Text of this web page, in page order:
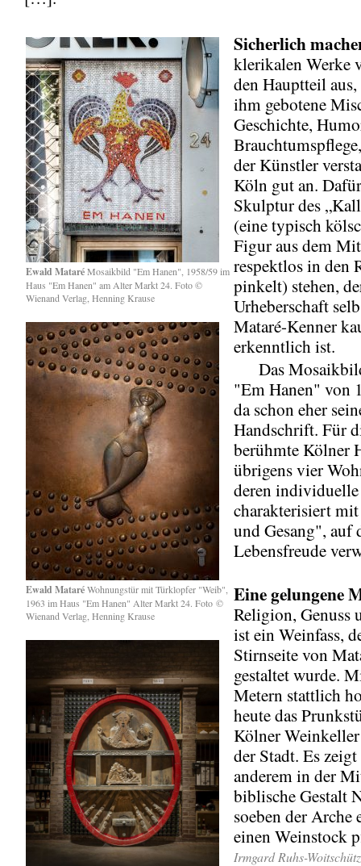
Ewald MataréMosaikbild "Em Hanen", 1958/59 im
Haus "Em Hanen" am Alter Markt 24. Foto ©
Wienand Verlag, Henning Krause
Ewald MataréWohnungstür mit Türklopfer "Weib",
1963 im Haus "Em Hanen" Alter Markt 24. Foto ©
Wienand Verlag, Henning Krause
Sicherlich
klerikalen Werke
den Hauptteil
ihm gebotene
Geschichte,
der Künstler
Köln gut an.
Skulptur des
(eine typisch
Figur aus dem
respektlos in den
pinkelt) stehen,
Urheberschaft
Mataré-Kenner
erkenntlich ist.
Das
"Em Hanen" von
da schon eher
Handschrift. Für
berühmte Kölner
übrigens vier
deren
charakterisiert
und Gesang", auf
Lebensfreude
Eine gelungene
Religion, Genuss
ist ein Weinfass,
Stirnseite von
gestaltet wurde.
Metern stattlich
heute das
Kölner
der Stadt. Es
anderem in der
biblische Gestalt
soeben der Arche
einen Weinstock
Irmgard Ruhs-